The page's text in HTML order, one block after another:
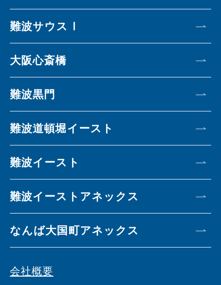
難波サウスⅠ
大阪心斎橋
難波黒門
難波道頓堀イースト
難波イースト
難波イーストアネックス
なんば大国町アネックス
会社概要